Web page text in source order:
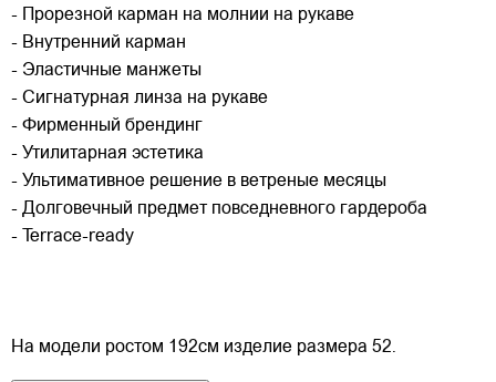
- Прорезной карман на молнии на рукаве
- Внутренний карман
- Эластичные манжеты
- Сигнатурная линза на рукаве
- Фирменный брендинг
- Утилитарная эстетика
- Ультимативное решение в ветреные месяцы
- Долговечный предмет повседневного гардероба
- Terrace-ready
На модели ростом 192см изделие размера 52.